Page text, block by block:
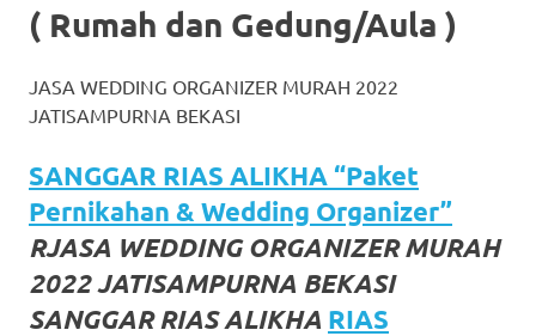
replica
watches.
24
Hours
Online
replica
rolex.
( Rumah dan Gedung/Aula )
JASA WEDDING ORGANIZER MURAH 2022
JATISAMPURNA BEKASI
SANGGAR RIAS ALIKHA “Paket
Pernikahan & Wedding Organizer”
RJASA WEDDING ORGANIZER MURAH
2022 JATISAMPURNA BEKASI
SANGGAR RIAS ALIKHA RIAS